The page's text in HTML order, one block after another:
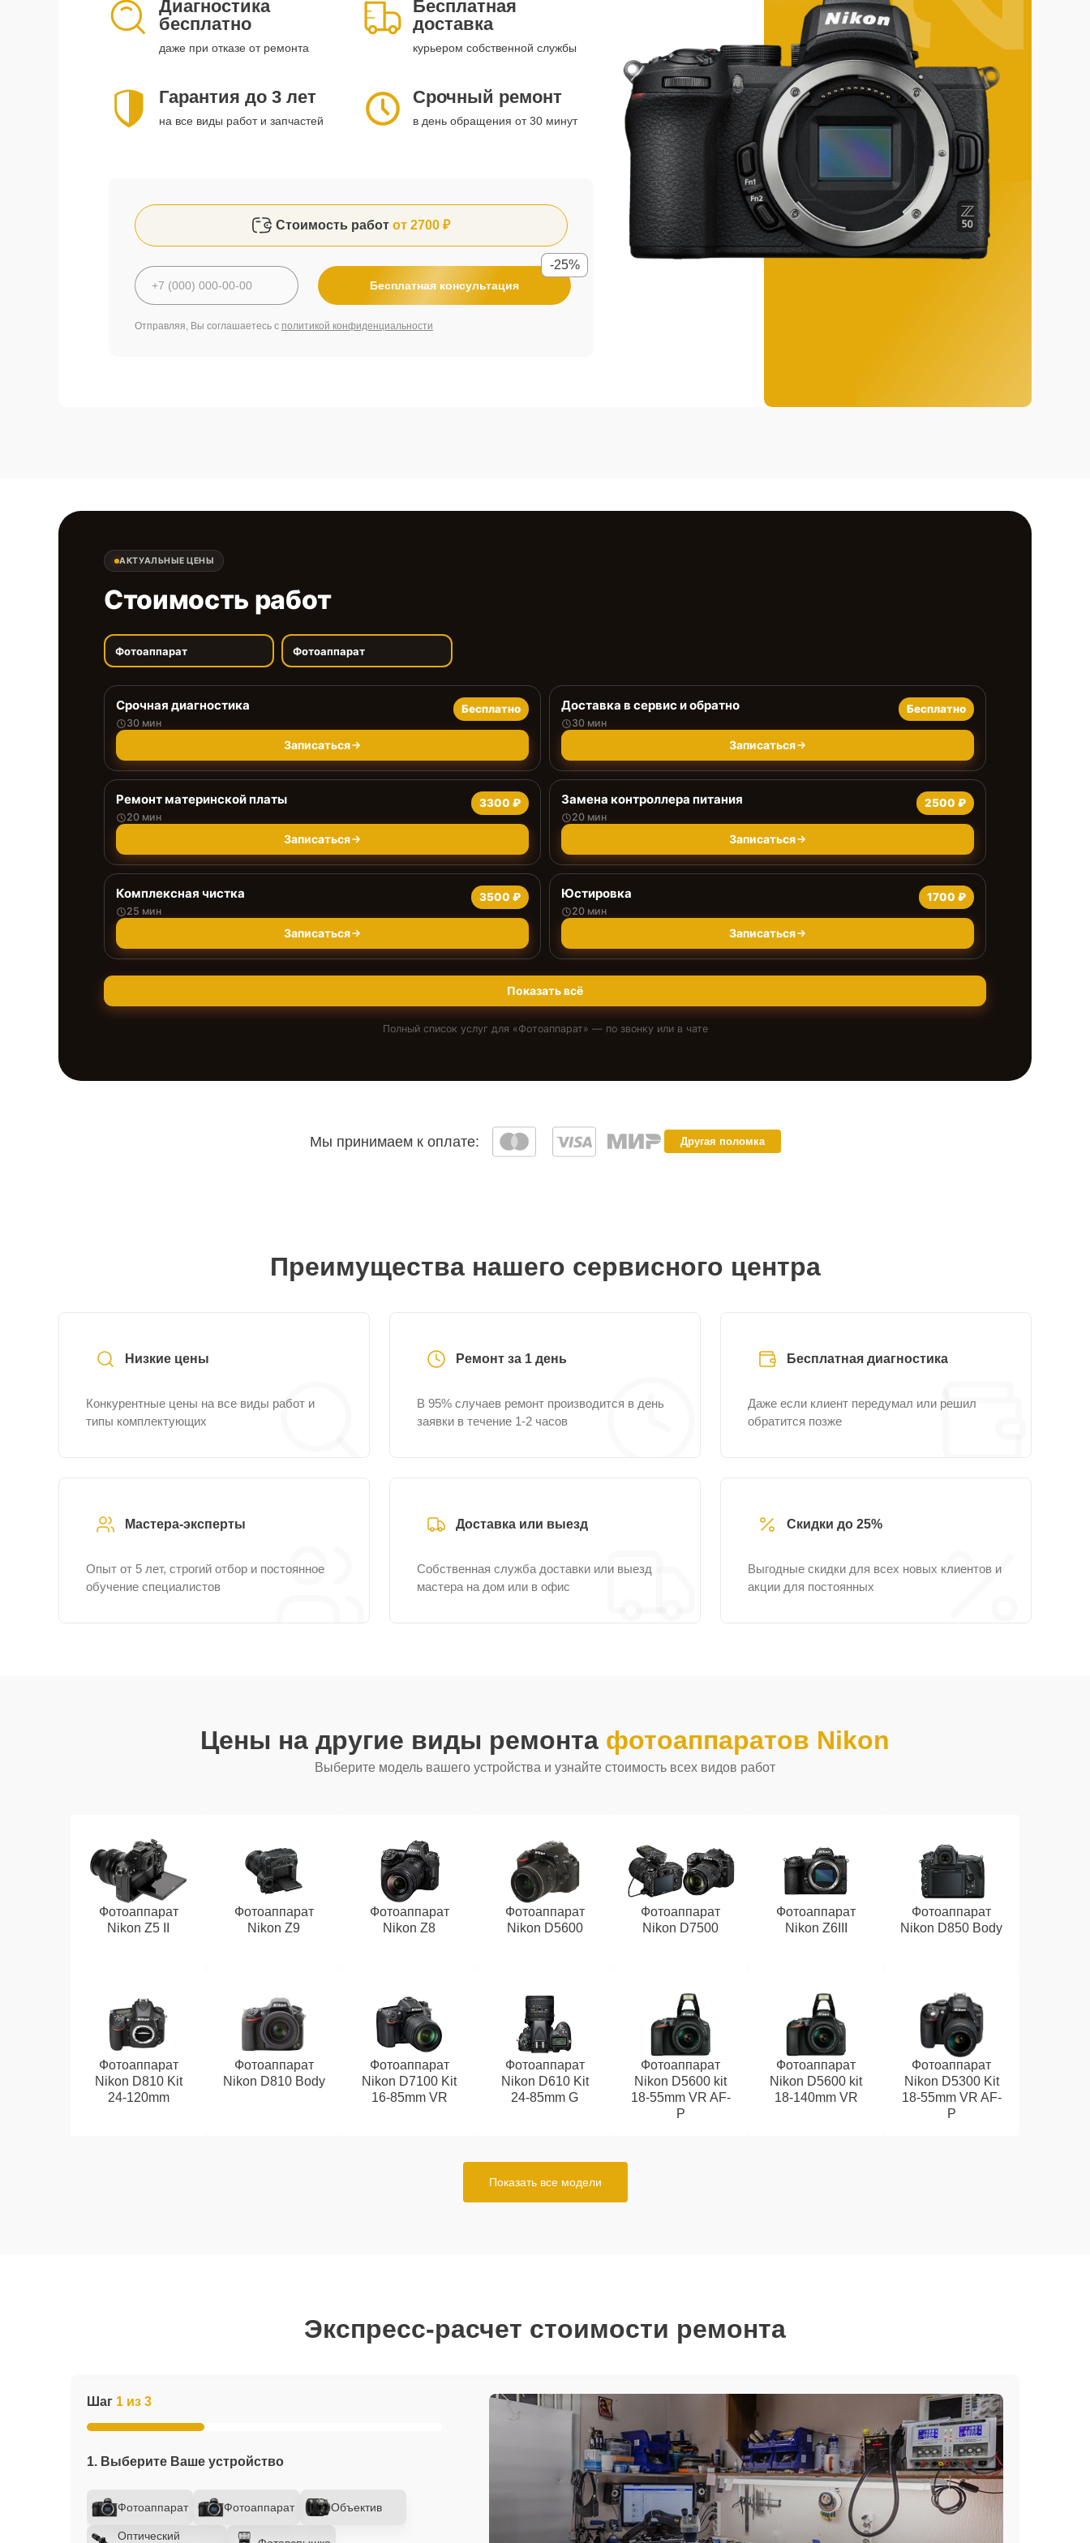
Диагностика
бесплатно
даже при отказе от ремонта
Бесплатная
доставка
курьером собственной службы
Гарантия до 3 лет
на все виды работ и запчастей
Срочный ремонт
в день обращения от 30 минут
Стоимость работ от 2700 ₽
Бесплатная консультация
-25%
Отправляя, Вы соглашаетесь с политикой конфиденциальности
АКТУАЛЬНЫЕ ЦЕНЫ
Стоимость работ
Фотоаппарат Фотоаппарат
Срочная диагностика
30 мин
Бесплатно
Записаться
Доставка в сервис и обратно
30 мин
Бесплатно
Записаться
Ремонт материнской платы
20 мин
3300 ₽
Записаться
Замена контроллера питания
20 мин
2500 ₽
Записаться
Комплексная чистка
25 мин
3500 ₽
Записаться
Юстировка
20 мин
1700 ₽
Записаться
Показать всё
Полный список услуг для «Фотоаппарат» — по звонку или в чате
Мы принимаем к оплате: Другая поломка
Преимущества нашего сервисного центра
Низкие цены
Конкурентные цены на все виды работ и
типы комплектующих
Ремонт за 1 день
В 95% случаев ремонт производится в день
заявки в течение 1-2 часов
Бесплатная диагностика
Даже если клиент передумал или решил
обратится позже
Мастера-эксперты
Опыт от 5 лет, строгий отбор и постоянное
обучение специалистов
Доставка или выезд
Собственная служба доставки или выезд
мастера на дом или в офис
Скидки до 25%
Выгодные скидки для всех новых клиентов и
акции для постоянных
Цены на другие виды ремонта фотоаппаратов Nikon
Выберите модель вашего устройства и узнайте стоимость всех видов работ
Фотоаппарат
Nikon Z5 II
Фотоаппарат
Nikon Z9
Фотоаппарат
Nikon Z8
Фотоаппарат
Nikon D5600
Фотоаппарат
Nikon D7500
Фотоаппарат
Nikon Z6III
Фотоаппарат
Nikon D850 Body
Фотоаппарат
Nikon D810 Kit
24-120mm
Фотоаппарат
Nikon D810 Body
Фотоаппарат
Nikon D7100 Kit
16-85mm VR
Фотоаппарат
Nikon D610 Kit
24-85mm G
Фотоаппарат
Nikon D5600 kit
18-55mm VR AF-
P
Фотоаппарат
Nikon D5600 kit
18-140mm VR
Фотоаппарат
Nikon D5300 Kit
18-55mm VR AF-
P
Показать все модели
Экспресс-расчет стоимости ремонта
Шаг 1 из 3
1. Выберите Ваше устройство
Фотоаппарат Фотоаппарат Объектив
Оптический